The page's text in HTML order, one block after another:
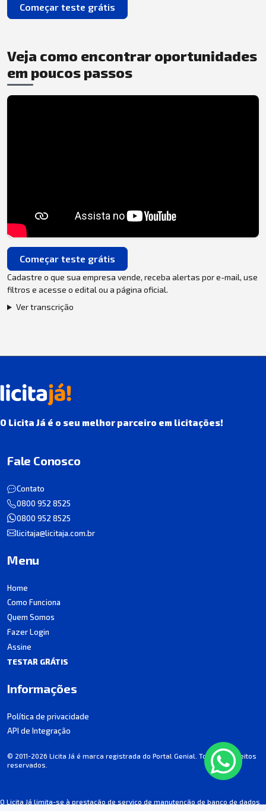
Começar teste grátis
Veja como encontrar oportunidades
em poucos passos
Começar teste grátis
Cadastre o que sua empresa vende, receba alertas por e-mail, use
filtros e acesse o edital ou a página oficial.
Ver transcrição
O Licita Já é o seu melhor parceiro em licitações!
O Licita Já limita-se à prestação de serviço de manutenção de banco de dados
Fale Conosco
Contato
0800 952 8525
0800 952 8525
licitaja@licitaja.com.br
Menu
Home
Como Funciona
Quem Somos
Fazer Login
Assine
TESTAR GRÁTIS
Informações
Política de privacidade
API de Integração
© 2011-2026 Licita Já é marca registrada do Portal Genial. Todos os direitos
reservados.